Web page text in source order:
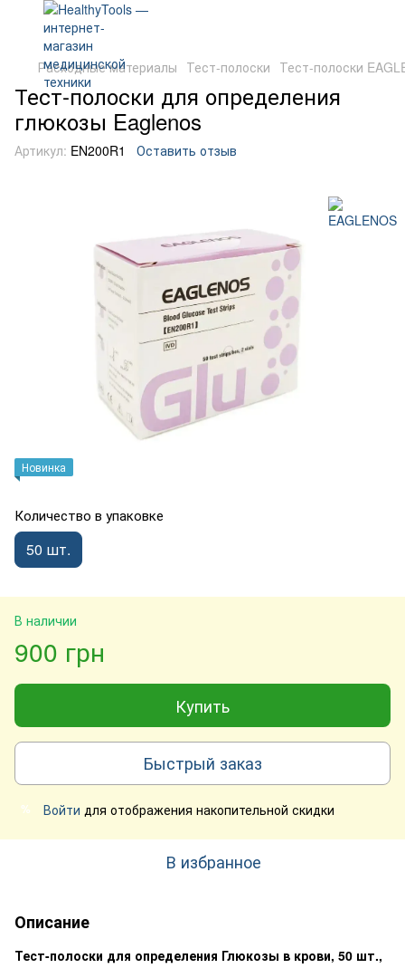
Расходные материалы Тест-полоски Тест-полоски
Тест-полоски для определения
глюкозы Eaglenos
Артикул: EN200R1 Оставить отзыв
Новинка
Количество в упаковке
50 шт.
В наличии
900 грн
Купить
Быстрый заказ
% Войти для отображения накопительной скидки
В избранное
Описание
Тест-полоски для определения Глюкозы в крови, 50 шт.,